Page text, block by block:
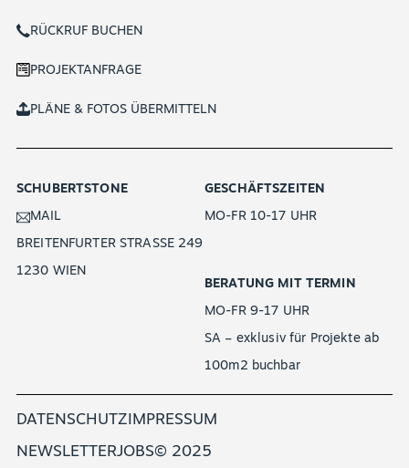
RÜCKRUF BUCHEN
PROJEKTANFRAGE
PLÄNE & FOTOS ÜBERMITTELN
SCHUBERTSTONE
MAIL
BREITENFURTER STRASSE 249
1230 WIEN
GESCHÄFTSZEITEN
MO-FR 10-17 UHR
BERATUNG MIT TERMIN
MO-FR 9-17 UHR
SA – exklusiv für Projekte ab
100m2 buchbar
DATENSCHUTZ IMPRESSUM
NEWSLETTERJOBS© 2025